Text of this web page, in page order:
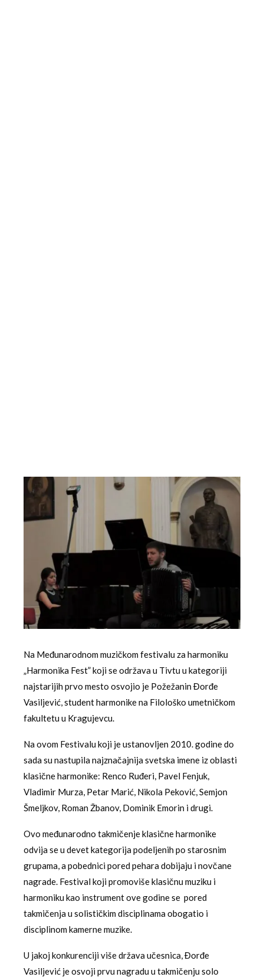
Na Međunarodnom muzičkom festivalu za harmoniku
„Harmonika Fest” koji se održava u Tivtu u kategoriji
najstarijih prvo mesto osvojio je Požežanin Đorđe
Vasiljević, student harmonike na Filološko umetničkom
fakultetu u Kragujevcu.
Na ovom Festivalu koji je ustanovljen 2010. godine do
sada su nastupila najznačajnija svetska imene iz oblasti
klasične harmonike: Renco Ruđeri, Pavel Fenjuk,
Vladimir Murza, Petar Marić, Nikola Peković, Semjon
Šmeljkov, Roman Žbanov, Dominik Emorin i drugi.
Ovo međunarodno takmičenje klasične harmonike
odvija se u devet kategorija podeljenih po starosnim
grupama, a pobednici pored pehara dobijaju i novčane
nagrade. Festival koji promoviše klasičnu muziku i
harmoniku kao instrument ove godine se pored
takmičenja u solističkim disciplinama obogatio i
disciplinom kamerne muzike.
U jakoj konkurenciji više država učesnica, Đorđe
Vasiljević je osvoji prvu nagradu u takmičenju solo